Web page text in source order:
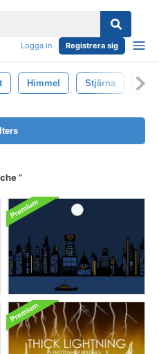
Logga in Registrera sig
Himmel Stjärna Ljus